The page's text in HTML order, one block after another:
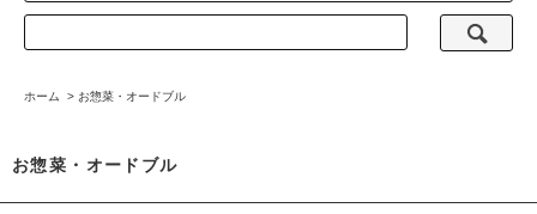
ホーム > お惣菜・オードブル
お惣菜・オードブル